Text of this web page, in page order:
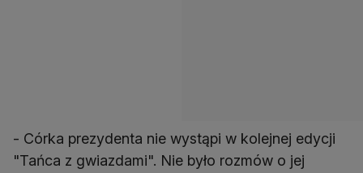
- Córka prezydenta nie wystąpi w kolejnej edycji
"Tańca z gwiazdami". Nie było rozmów o jej